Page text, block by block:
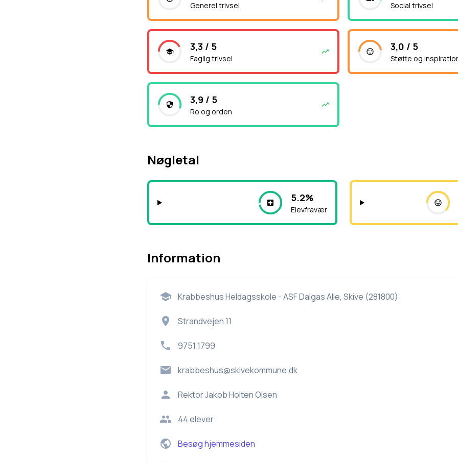
Generel trivsel Social trivsel
3,3 / 5
Faglig trivsel
3,0 / 5
Støtte og
3,9 / 5
Ro og orden
Nøgletal
5.2%
Elevfravær
Information
Krabbeshus Heldagsskole - ASF Dalgas Alle, Skive (281800)
Strandvejen 11
9751 1799
krabbeshus@skivekommune.dk
RektorJakob Holten Olsen
44elever
Besøg hjemmesiden